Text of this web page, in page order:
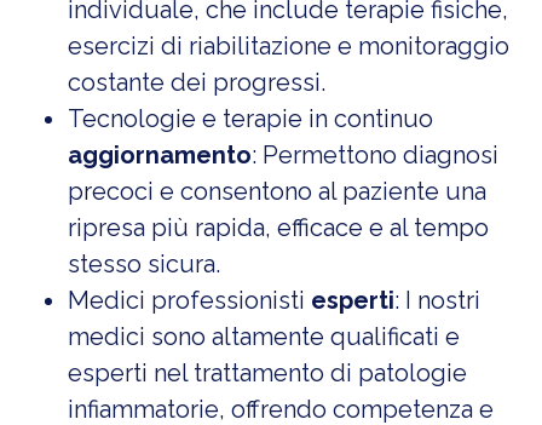
individuale, che include terapie fisiche,
esercizi di riabilitazione e monitoraggio
costante dei progressi.
Tecnologie e terapie in continuo
aggiornamento: Permettono diagnosi
precoci e consentono al paziente una
ripresa più rapida, efficace e al tempo
stesso sicura.
Medici professionisti esperti: I nostri
medici sono altamente qualificati e
esperti nel trattamento di patologie
infiammatorie, offrendo competenza e